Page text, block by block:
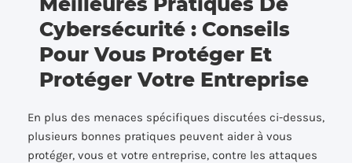
Cybersécurité : Conseils
Pour Vous Protéger Et
Protéger Votre Entreprise
En plus des menaces spécifiques discutées ci-dessus,
plusieurs bonnes pratiques peuvent aider à vous
protéger, vous et votre entreprise, contre les attaques